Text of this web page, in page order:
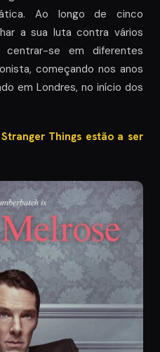
Ao longo de cinco
a sua luta contra vários
se em diferentes
começando nos anos
em Londres, no início dos
Things estão a ser